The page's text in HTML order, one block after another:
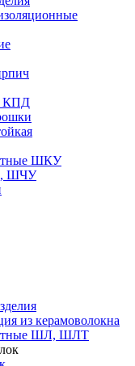
КПД
ШКУ
ШЧУ
из керамоволокна
ШЛ, ШЛТ